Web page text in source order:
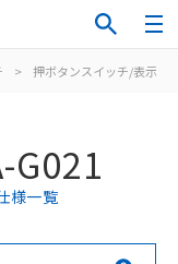
> 押ボタンスイッチ/表示灯
G021
様一覧